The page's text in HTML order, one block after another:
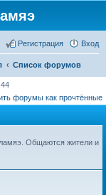
Вход
Регистрация
Список форумов
форумы как прочтённые
Общаются жители и